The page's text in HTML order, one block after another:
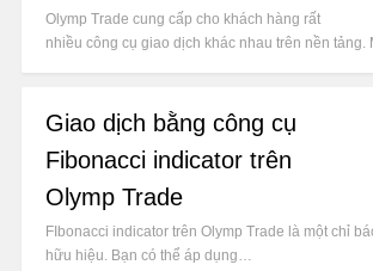
Olymp Trade cung cấp cho khách hàng rất
nhiều công cụ giao dịch khác nhau trên nền tảng.
Giao dịch bằng công cụ
Fibonacci indicator trên
Olymp Trade
FIbonacci indicator trên Olymp Trade là một chỉ
hữu hiệu. Bạn có thể áp dụng…